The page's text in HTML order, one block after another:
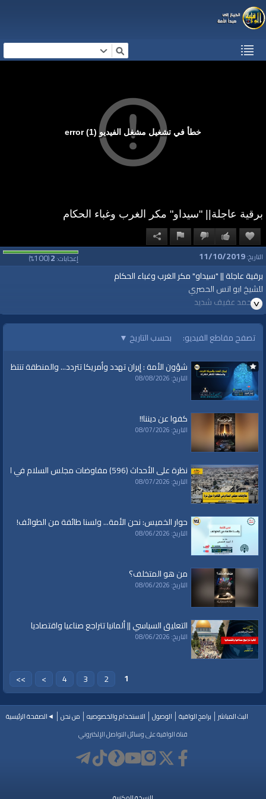
خطأ في تشغيل مشغل الفيديو (1) error
برقية عاجلة|| "سيداو" مكر الغرب وغباء الحكام
إعجابات:2
(
100
%) التاريخ:11/10/2019
برقية عاجلة || "سيداو" مكر الغرب وغباء الحكام
للشيخ ابو انس الحصري
د محمد عفيف شديد
قناة الواقية: انحياز إلى مبدأ الأمة
#قناة_الواقية
www.alwaqiyah.tv | facebook.com/alwaqiyahtv | alwaqiyahtv@twitter
الفئات:
برقيات عاجلة
قنوات:
برامج الواقية
العلامات:قناة|الواقية،|انحياز|إلى|مبدأ المسجد الأقصى، بيت
المقدس،|حزب|التحرير،
الأحوال الشخصية|السلطة الفلسطينية
المرأة|الحرية|الميراث
تصفح مقاطع الفيديو: بحسب التاريخ ▼
شؤون الأمة : إيران تهدد وأمريكا تتردد... والمنطقة تنتظر
التاريخ: 08/08/2026
كفوا عن ديننا!!
التاريخ: 08/07/2026
نظرة على الأحداث (596) مفاوضات مجلس السلام في القاهرة حول غزة
التاريخ: 08/07/2026
حوار الخميس: نحن الأمة... ولسنا طائفة من الطوائف!
التاريخ: 08/06/2026
من هو المتخلف؟
التاريخ: 08/06/2026
التعليق السياسي || ألمانيا تتراجع صناعيا واقتصاديا
التاريخ: 08/06/2026
1
2
3
4
>
>>
البث المباشر برامج الواقية الوصول الاستخدام والخصوصيه من نحن
◄الصفحة الرئيسية
قناة الواقية على وسائل التواصل الإلكتروني